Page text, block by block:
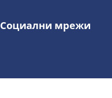
Социални мрежи